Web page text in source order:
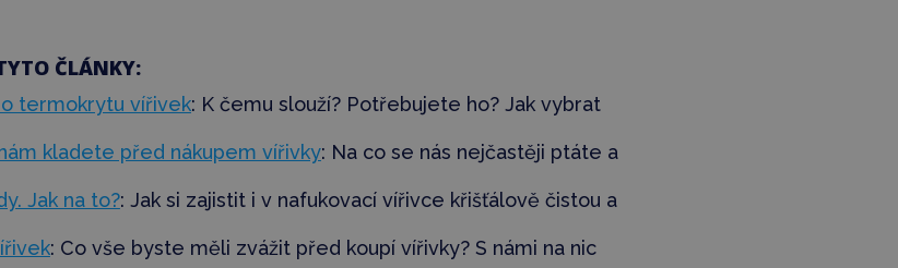
ČLÁNKY:
termokrytu vířivek: K čemu slouží? Potřebujete ho? Jak vybrat
kladete před nákupem vířivky: Na co se nás nejčastěji ptáte a
Jak na to?: Jak si zajistit i v nafukovací vířivce křišťálově čistou a
: Co vše byste měli zvážit před koupí vířivky? S námi na nic